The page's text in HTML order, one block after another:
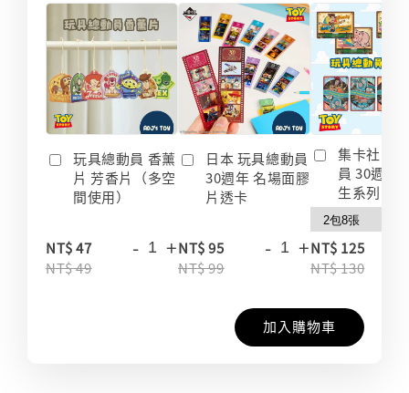
玩具總動員 香薰
片 芳香片（多空
間使用）
NT$ 47
NT$ 49
- +
日本 玩具總動員
30週年 名場面膠
片透卡
NT$ 95
NT$ 99
- +
集卡社 玩
員 30週年
生系列 收
NT$ 125
NT$ 130
加入購物車